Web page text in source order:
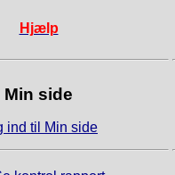
Hjælp
Min side
ind til Min side